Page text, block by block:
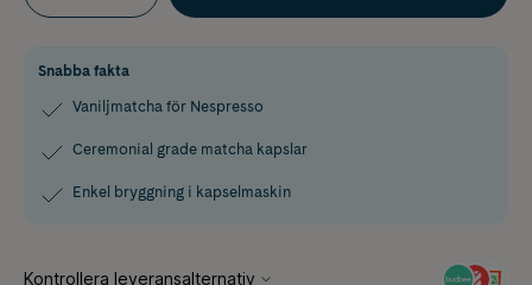
Snabba fakta
Vaniljmatcha för Nespresso
Ceremonial grade matcha kapslar
Enkel bryggning i kapselmaskin